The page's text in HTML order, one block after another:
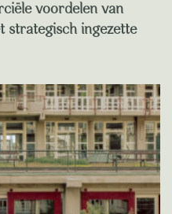
voordelen van
strategisch ingezette